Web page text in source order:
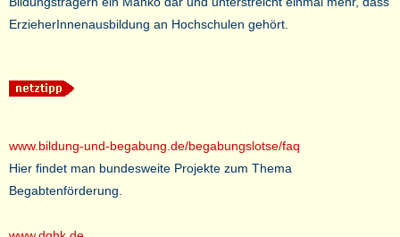
ErzieherInnenausbildung an Hochschulen gehört.
www.bildung-und-begabung.de/begabungslotse/faq
Hier findet man bundesweite Projekte zum Thema
Begabtenförderung.